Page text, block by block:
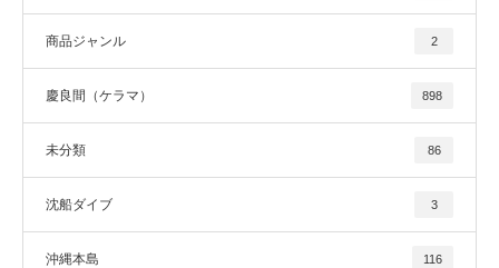
商品ジャンル 2
慶良間（ケラマ） 898
未分類 86
沈船ダイブ 3
沖縄本島 116